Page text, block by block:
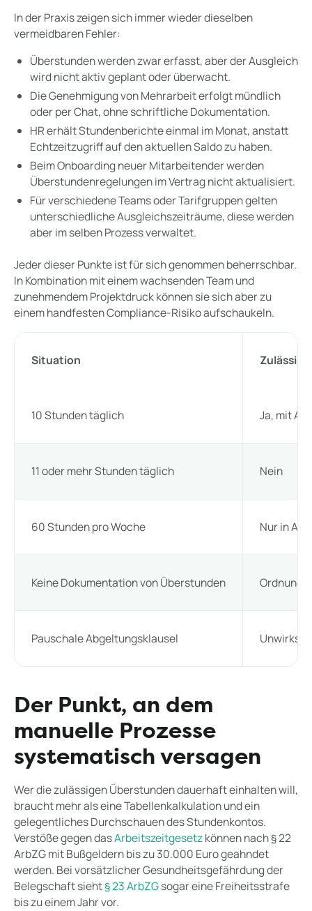
In der Praxis zeigen sich immer wieder dieselben
vermeidbaren Fehler:
Überstunden werden zwar erfasst, aber der Ausgleich
wird nicht aktiv geplant oder überwacht.
Die Genehmigung von Mehrarbeit erfolgt mündlich
oder per Chat, ohne schriftliche Dokumentation.
HR erhält Stundenberichte einmal im Monat, anstatt
Echtzeitzugriff auf den aktuellen Saldo zu haben.
Beim Onboarding neuer Mitarbeitender werden
Überstundenregelungen im Vertrag nicht aktualisiert.
Für verschiedene Teams oder Tarifgruppen gelten
unterschiedliche Ausgleichszeiträume, diese werden
aber im selben Prozess verwaltet.
Jeder dieser Punkte ist für sich genommen beherrschbar.
In Kombination mit einem wachsenden Team und
zunehmendem Projektdruck können sie sich aber zu
einem handfesten Compliance-Risiko aufschaukeln.
Situation Zulässig?
10 Stunden täglich Ja, mit
11 oder mehr Stunden täglich Nein
60 Stunden pro Woche Nur in
Keine Dokumentation von Überstunden
Pauschale Abgeltungsklausel
Der Punkt, an dem
manuelle Prozesse
systematisch versagen
Wer die zulässigen Überstunden dauerhaft einhalten will,
braucht mehr als eine Tabellenkalkulation und ein
gelegentliches Durchschauen des Stundenkontos.
Verstöße gegen dasArbeitszeitgesetzkönnen nach § 22
ArbZG mit Bußgeldern bis zu 30.000 Euro geahndet
werden. Bei vorsätzlicher Gesundheitsgefährdung der
Belegschaft sieht§ 23 ArbZGsogar eine Freiheitsstrafe
bis zu einem Jahr vor.